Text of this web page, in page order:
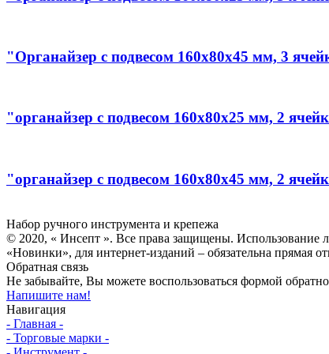
"Органайзер с подвесом 160х80х45 мм, 3
"органайзер с подвесом 160х80х25 мм, 2
"органайзер с подвесом 160х80х45 мм, 2
Набор ручного инструмента и крепежа
© 2020, « Инсепт ». Все права защищены. Использование
«Новинки», для интернет-изданий – обязательна прямая
Обратная связь
Не забывайте, Вы можете воспользоваться формой
Напишите нам!
Навигация
- Главная -
- Торговые марки -